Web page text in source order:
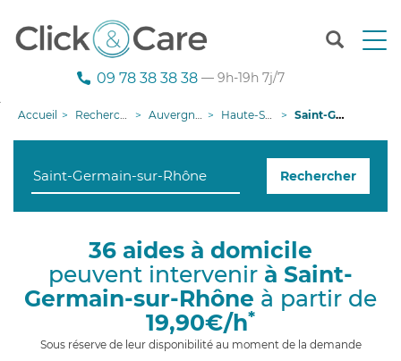
T
n
g
n
09 78 38 38 38 — 9h-19h 7j/7
Accueil Recherche aide à domicile Auvergne-Rhône-Alpes Haute-Savoie Saint-Germain-sur-Rhône
Rechercher
36 aides à domicile
peuvent intervenir à Saint-
Germain-sur-Rhône à partir de
19,90€/h*
Sous réserve de leur disponibilité au moment de la demande